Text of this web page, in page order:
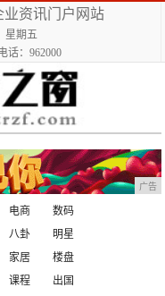
业资讯门户网站
星期五
话：962000
广告
电商
数码
八卦
明星
家居
楼盘
课程
出国